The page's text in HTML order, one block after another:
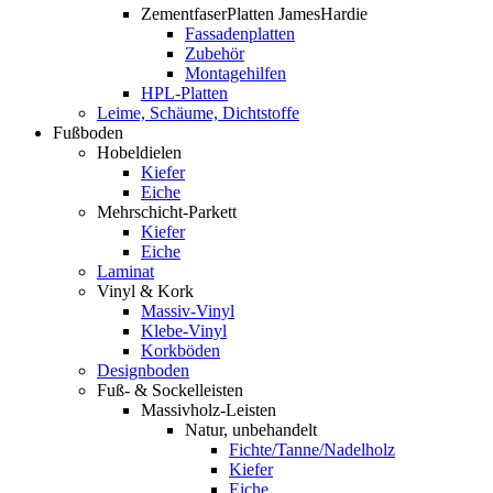
ZementfaserPlatten JamesHardie
Fassadenplatten
Zubehör
Montagehilfen
HPL-Platten
Leime, Schäume, Dichtstoffe
Fußboden
Hobeldielen
Kiefer
Eiche
Mehrschicht-Parkett
Kiefer
Eiche
Laminat
Vinyl & Kork
Massiv-Vinyl
Klebe-Vinyl
Korkböden
Designboden
Fuß- & Sockelleisten
Massivholz-Leisten
Natur, unbehandelt
Fichte/Tanne/Nadelholz
Kiefer
Eiche